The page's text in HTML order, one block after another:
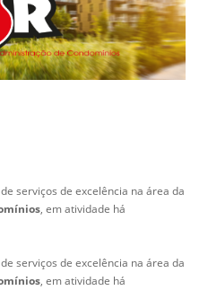
serviços de excelência na área da
, em atividade há
serviços de excelência na área da
, em atividade há